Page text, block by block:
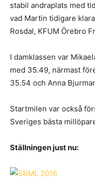
stabil andraplats med
vad Martin tidigare
Rosdal, KFUM Örebro
I damklassen var
med 35.49, närmast
35.54 och Anna
Startmilen var också
Sveriges bästa
Ställningen just nu: